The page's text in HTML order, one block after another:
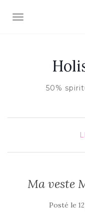
AFFICHER/
50%
Ma veste
Posté le